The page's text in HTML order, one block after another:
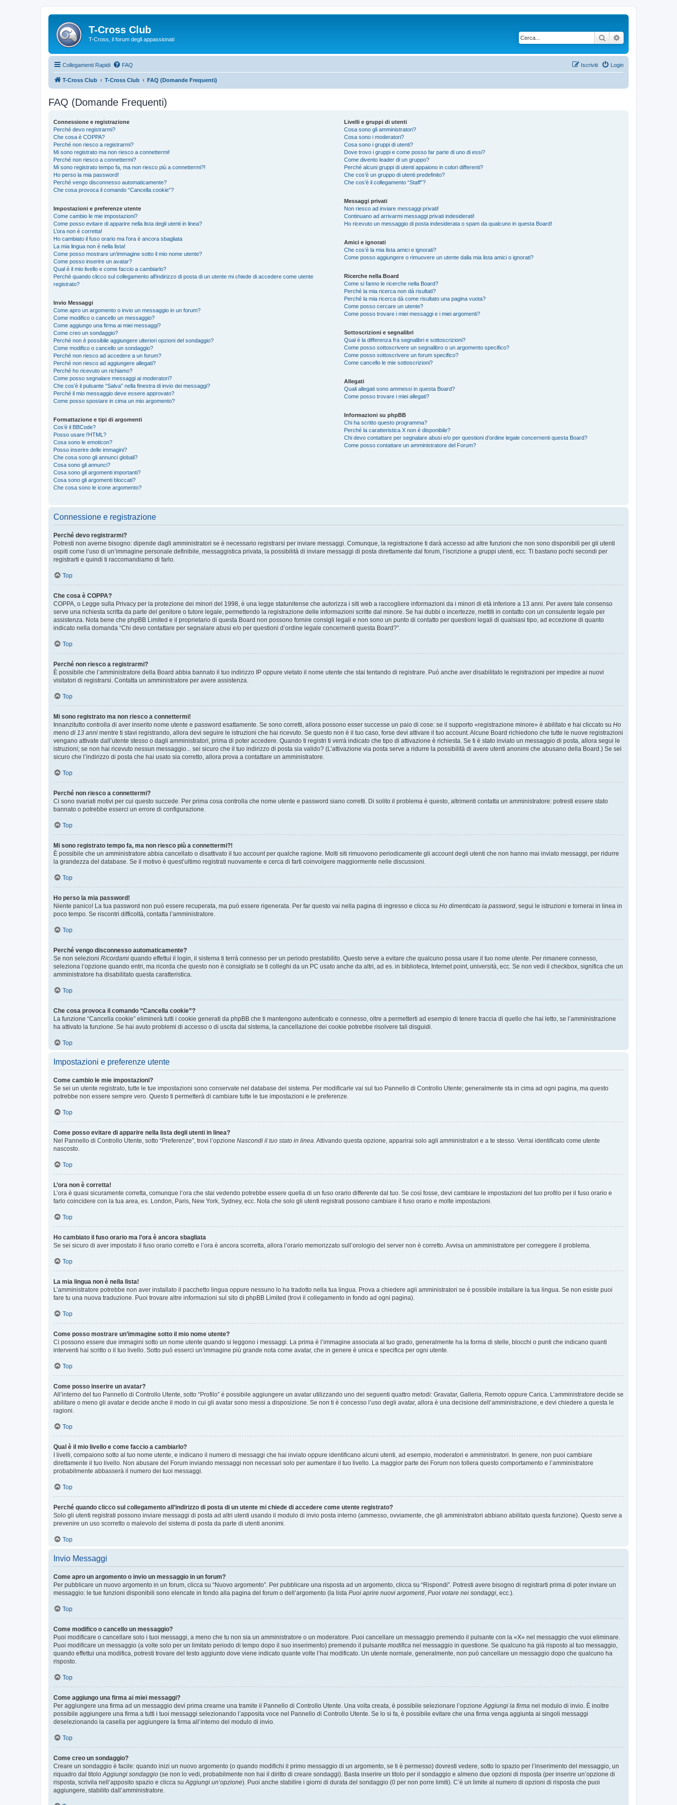
T-Cross Club
T-Cross, il forum degli appassionati Cerca
Collegamenti Rapidi FAQ Login
Iscriviti
T-Cross Club T-Cross Club FAQ (Domande Frequenti)
FAQ (Domande Frequenti)
Connessione e registrazione
Perché devo registrarmi?
Che cosa è COPPA?
Perché non riesco a registrarmi?
Mi sono registrato ma non riesco a connettermi!
Perché non riesco a connettermi?
Mi sono registrato tempo fa, ma non riesco più a connettermi?!
Ho perso la mia password!
Perché vengo disconnesso automaticamente?
Che cosa provoca il comando “Cancella cookie”?
Impostazioni e preferenze utente
Come cambio le mie impostazioni?
Come posso evitare di apparire nella lista degli utenti in linea?
L’ora non è corretta!
Ho cambiato il fuso orario ma l’ora è ancora sbagliata
La mia lingua non è nella lista!
Come posso mostrare un’immagine sotto il mio nome utente?
Come posso inserire un avatar?
Qual è il mio livello e come faccio a cambiarlo?
Perché quando clicco sul collegamento all’indirizzo di posta di un utente mi chiede di accedere come utente
registrato?
Invio Messaggi
Come apro un argomento o invio un messaggio in un forum?
Come modifico o cancello un messaggio?
Come aggiungo una firma ai miei messaggi?
Come creo un sondaggio?
Perché non è possibile aggiungere ulteriori opzioni del sondaggio?
Come modifico o cancello un sondaggio?
Perché non riesco ad accedere a un forum?
Perché non riesco ad aggiungere allegati?
Perché ho ricevuto un richiamo?
Come posso segnalare messaggi ai moderatori?
Che cos’è il pulsante “Salva” nella finestra di invio dei messaggi?
Perché il mio messaggio deve essere approvato?
Come posso spostare in cima un mio argomento?
Formattazione e tipi di argomenti
Cos’è il BBCode?
Posso usare l’HTML?
Cosa sono le emoticon?
Posso inserire delle immagini?
Che cosa sono gli annunci globali?
Cosa sono gli annunci?
Cosa sono gli argomenti importanti?
Cosa sono gli argomenti bloccati?
Che cosa sono le icone argomento?
Livelli e gruppi di utenti
Cosa sono gli amministratori?
Cosa sono i moderatori?
Cosa sono i gruppi di utenti?
Dove trovo i gruppi e come posso far parte di uno di essi?
Come divento leader di un gruppo?
Perché alcuni gruppi di utenti appaiono in colori differenti?
Che cos’è un gruppo di utenti predefinito?
Che cos’è il collegamento “Staff”?
Messaggi privati
Non riesco ad inviare messaggi privati!
Continuano ad arrivarmi messaggi privati indesiderati!
Ho ricevuto un messaggio di posta indesiderata o spam da qualcuno in questa Board!
Amici e ignorati
Che cos’è la mia lista amici e ignorati?
Come posso aggiungere o rimuovere un utente dalla mia lista amici o ignorati?
Ricerche nella Board
Come si fanno le ricerche nella Board?
Perché la mia ricerca non dà risultati?
Perché la mia ricerca dà come risultato una pagina vuota?
Come posso cercare un utente?
Come posso trovare i miei messaggi e i miei argomenti?
Sottoscrizioni e segnalibri
Qual è la differenza fra segnalibri e sottoscrizioni?
Come posso sottoscrivere un segnalibro o un argomento specifico?
Come posso sottoscrivere un forum specifico?
Come cancello le mie sottoscrizioni?
Allegati
Quali allegati sono ammessi in questa Board?
Come posso trovare i miei allegati?
Informazioni su phpBB
Chi ha scritto questo programma?
Perché la caratteristica X non è disponibile?
Chi devo contattare per segnalare abusi e/o per questioni d’ordine legale concernenti questa Board?
Come posso contattare un amministratore del Forum?
Connessione e registrazione
Perché devo registrarmi?
Potresti non averne bisogno: dipende dagli amministratori se è necessario registrarsi per inviare messaggi. Comunque, la registrazione ti darà accesso ad altre funzioni che non sono disponibili per gli utenti
ospiti come l’uso di un’immagine personale definibile, messaggistica privata, la possibilità di inviare messaggi di posta direttamente dal forum, l’iscrizione a gruppi utenti, ecc. Ti bastano pochi secondi per
registrarti e quindi ti raccomandiamo di farlo.
Top
Che cosa è COPPA?
COPPA, o Legge sulla Privacy per la protezione dei minori del 1998, è una legge statunitense che autorizza i siti web a raccogliere informazioni da i minori di età inferiore a 13 anni. Per avere tale consenso
serve una richiesta scritta da parte del genitore o tutore legale, permettendo la registrazione delle informazioni scritte dal minore. Se hai dubbi o incertezze, mettiti in contatto con un consulente legale per
assistenza. Nota bene che phpBB Limited e il proprietario di questa Board non possono fornire consigli legali e non sono un punto di contatto per questioni legali di qualsiasi tipo, ad eccezione di quanto
indicato nella domanda “Chi devo contattare per segnalare abusi e/o per questioni d’ordine legale concernenti questa Board?”.
Top
Perché non riesco a registrarmi?
È possibile che l’amministratore della Board abbia bannato il tuo indirizzo IP oppure vietato il nome utente che stai tentando di registrare. Può anche aver disabilitato le registrazioni per impedire ai nuovi
visitatori di registrarsi. Contatta un amministratore per avere assistenza.
Top
Mi sono registrato ma non riesco a connettermi!
Innanzitutto controlla di aver inserito nome utente e password esattamente. Se sono corretti, allora possono esser successe un paio di cose: se il supporto «registrazione minore» è abilitato e hai cliccato su Ho
meno di 13 anni mentre ti stavi registrando, allora devi seguire le istruzioni che hai ricevuto. Se questo non è il tuo caso, forse devi attivare il tuo account. Alcune Board richiedono che tutte le nuove registrazioni
vengano attivate dall’utente stesso o dagli amministratori, prima di poter accedere. Quando ti registri ti verrà indicato che tipo di attivazione è richiesta. Se ti è stato inviato un messaggio di posta, allora segui le
istruzioni; se non hai ricevuto nessun messaggio... sei sicuro che il tuo indirizzo di posta sia valido? (L’attivazione via posta serve a ridurre la possibilità di avere utenti anonimi che abusano della Board.) Se sei
sicuro che l’indirizzo di posta che hai usato sia corretto, allora prova a contattare un amministratore.
Top
Perché non riesco a connettermi?
Ci sono svariati motivi per cui questo succede. Per prima cosa controlla che nome utente e password siano corretti. Di solito il problema è questo, altrimenti contatta un amministratore: potresti essere stato
bannato o potrebbe esserci un errore di configurazione.
Top
Mi sono registrato tempo fa, ma non riesco più a connettermi?!
È possibile che un amministratore abbia cancellato o disattivato il tuo account per qualche ragione. Molti siti rimuovono periodicamente gli account degli utenti che non hanno mai inviato messaggi, per ridurre
la grandezza del database. Se il motivo è quest’ultimo registrati nuovamente e cerca di farti coinvolgere maggiormente nelle discussioni.
Top
Ho perso la mia password!
Niente panico! La tua password non può essere recuperata, ma può essere rigenerata. Per far questo vai nella pagina di ingresso e clicca su Ho dimenticato la password , segui le istruzioni e tornerai in linea in
poco tempo. Se riscontri difficoltà, contatta l’amministratore.
Top
Perché vengo disconnesso automaticamente?
Se non selezioni Ricordami quando effettui il login, il sistema ti terrà connesso per un periodo prestabilito. Questo serve a evitare che qualcuno possa usare il tuo nome utente. Per rimanere connesso,
seleziona l’opzione quando entri, ma ricorda che questo non è consigliato se ti colleghi da un PC usato anche da altri, ad es. in biblioteca, Internet point, università, ecc. Se non vedi il checkbox, significa che un
amministratore ha disabilitato questa caratteristica.
Top
Che cosa provoca il comando “Cancella cookie”?
La funzione “Cancella cookie” eliminerà tutti i cookie generati da phpBB che ti mantengono autenticato e connesso, oltre a permetterti ad esempio di tenere traccia di quello che hai letto, se l’amministrazione
ha attivato la funzione. Se hai avuto problemi di accesso o di uscita dal sistema, la cancellazione dei cookie potrebbe risolvere tali disguidi.
Top
Impostazioni e preferenze utente
Come cambio le mie impostazioni?
Se sei un utente registrato, tutte le tue impostazioni sono conservate nel database del sistema. Per modificarle vai sul tuo Pannello di Controllo Utente; generalmente sta in cima ad ogni pagina, ma questo
potrebbe non essere sempre vero. Questo ti permetterà di cambiare tutte le tue impostazioni e le preferenze.
Top
Come posso evitare di apparire nella lista degli utenti in linea?
Nel Pannello di Controllo Utente, sotto “Preferenze”, trovi l’opzione Nascondi il tuo stato in linea . Attivando questa opzione, apparirai solo agli amministratori e a te stesso. Verrai identificato come utente
nascosto.
Top
L’ora non è corretta!
L’ora è quasi sicuramente corretta, comunque l’ora che stai vedendo potrebbe essere quella di un fuso orario differente dal tuo. Se così fosse, devi cambiare le impostazioni del tuo profilo per il fuso orario e
farlo coincidere con la tua area, es. London, Paris, New York, Sydney, ecc. Nota che solo gli utenti registrati possono cambiare il fuso orario e molte impostazioni.
Top
Ho cambiato il fuso orario ma l’ora è ancora sbagliata
Se sei sicuro di aver impostato il fuso orario corretto e l’ora è ancora scorretta, allora l’orario memorizzato sull’orologio del server non è corretto. Avvisa un amministratore per correggere il problema.
Top
La mia lingua non è nella lista!
L’amministratore potrebbe non aver installato il pacchetto lingua oppure nessuno lo ha tradotto nella tua lingua. Prova a chiedere agli amministratori se è possibile installare la tua lingua. Se non esiste puoi
fare tu una nuova traduzione. Puoi trovare altre informazioni sul sito di phpBB Limited (trovi il collegamento in fondo ad ogni pagina).
Top
Come posso mostrare un’immagine sotto il mio nome utente?
Ci possono essere due immagini sotto un nome utente quando si leggono i messaggi. La prima è l’immagine associata al tuo grado, generalmente ha la forma di stelle, blocchi o punti che indicano quanti
interventi hai scritto o il tuo livello. Sotto può esserci un’immagine più grande nota come avatar, che in genere è unica e specifica per ogni utente.
Top
Come posso inserire un avatar?
All’interno del tuo Pannello di Controllo Utente, sotto “Profilo” è possibile aggiungere un avatar utilizzando uno dei seguenti quattro metodi: Gravatar, Galleria, Remoto oppure Carica. L’amministratore decide se
abilitare o meno gli avatar e decide anche il modo in cui gli avatar sono messi a disposizione. Se non ti è concesso l’uso degli avatar, allora è una decisione dell’amministrazione, e devi chiedere a questa le
ragioni.
Top
Qual è il mio livello e come faccio a cambiarlo?
I livelli, compaiono sotto al tuo nome utente, e indicano il numero di messaggi che hai inviato oppure identificano alcuni utenti, ad esempio, moderatori e amministratori. In genere, non puoi cambiare
direttamente il tuo livello. Non abusare del Forum inviando messaggi non necessari solo per aumentare il tuo livello. La maggior parte dei Forum non tollera questo comportamento e l’amministratore
probabilmente abbasserà il numero dei tuoi messaggi.
Top
Perché quando clicco sul collegamento all’indirizzo di posta di un utente mi chiede di accedere come utente registrato?
Solo gli utenti registrati possono inviare messaggi di posta ad altri utenti usando il modulo di invio posta interno (ammesso, ovviamente, che gli amministratori abbiano abilitato questa funzione). Questo serve a
prevenire un uso scorretto o malevolo del sistema di posta da parte di utenti anonimi.
Top
Invio Messaggi
Come apro un argomento o invio un messaggio in un forum?
Per pubblicare un nuovo argomento in un forum, clicca su “Nuovo argomento”. Per pubblicare una risposta ad un argomento, clicca su “Rispondi”. Potresti avere bisogno di registrarti prima di poter inviare un
messaggio: le tue funzioni disponibili sono elencate in fondo alla pagina del forum o dell’argomento (la lista Puoi aprire nuovi argomenti Puoi votare nei sondaggi , ecc.).
Top
Come modifico o cancello un messaggio?
Puoi modificare o cancellare solo i tuoi messaggi, a meno che tu non sia un amministratore o un moderatore. Puoi cancellare un messaggio premendo il pulsante con la «X» nel messaggio che vuoi eliminare.
Puoi modificare un messaggio (a volte solo per un limitato periodo di tempo dopo il suo inserimento) premendo il pulsante modifica nel messaggio in questione. Se qualcuno ha già risposto al tuo messaggio,
quando effettui una modifica, potresti trovare del testo aggiunto dove viene indicato quante volte l’hai modificato. Un utente normale, generalmente, non può cancellare un messaggio dopo che qualcuno ha
risposto.
Top
Come aggiungo una firma ai miei messaggi?
Per aggiungere una firma ad un messaggio devi prima crearne una tramite il Pannello di Controllo Utente. Una volta creata, è possibile selezionare l’opzione Aggiungi la firma nel modulo di invio. È inoltre
possibile aggiungere una firma a tutti i tuoi messaggi selezionando l’apposita voce nel Pannello di Controllo Utente. Se lo si fa, è possibile evitare che una firma venga aggiunta ai singoli messaggi
deselezionando la casella per aggiungere la firma all’interno del modulo di invio.
Top
Come creo un sondaggio?
Creare un sondaggio è facile: quando inizi un nuovo argomento (o quando modifichi il primo messaggio di un argomento, se ti è permesso) dovresti vedere, sotto lo spazio per l’inserimento del messaggio, un
riquadro dal titolo Aggiungi sondaggio (se non lo vedi, probabilmente non hai il diritto di creare sondaggi). Basta inserire un titolo per il sondaggio e almeno due opzioni di risposta (per inserire un’opzione di
risposta, scrivila nell’apposito spazio e clicca su Aggiungi un’opzione). Puoi anche stabilire i giorni di durata del sondaggio (0 per non porre limiti). C’è un limite al numero di opzioni di risposta che puoi
aggiungere, stabilito dall’amministratore.